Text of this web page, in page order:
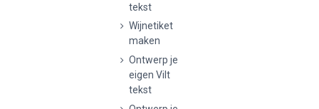
tekst
Wijnetiket
maken
Ontwerp je
eigen Vilt
tekst